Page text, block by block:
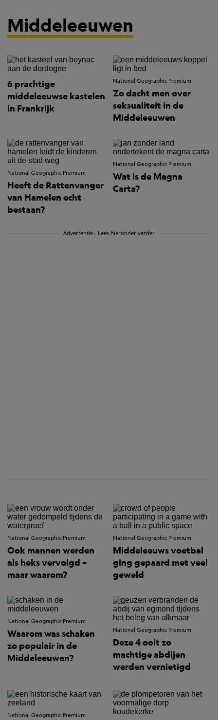
Middeleeuwen
6 prachtige
middeleeuwse kastelen
in Frankrijk
National Geographic Premium
Zo dacht men over
seksualiteit in de
Middeleeuwen
National Geographic Premium
Heeft de Rattenvanger
van Hamelen echt
bestaan?
National Geographic Premium
Wat is de Magna
Carta?
Advertentie - Lees hieronder verder
National Geographic Premium
Ook mannen werden
als heks vervolgd –
maar waarom?
National Geographic Premium
Middeleeuws voetbal
ging gepaard met veel
geweld
National Geographic Premium
Waarom was schaken
zo populair in de
Middeleeuwen?
National Geographic Premium
Deze 4 ooit zo
machtige abdijen
werden vernietigd
National Geographic Premium